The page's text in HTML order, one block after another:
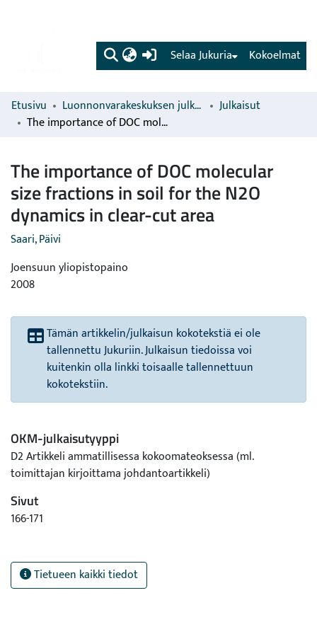
(current) Kokoelmat
Selaa Jukuria
Etusivu Luonnonvarakeskuksen julkaisut
Julkaisut
The importance of DOC molecular size fractions in soil for the N2O dynamics in clear-cut area
The importance of DOC molecular
size fractions in soil for the N2O
dynamics in clear-cut area
Saari, Päivi
Joensuun yliopistopaino
2008
Tämän artikkelin/julkaisun kokotekstiä ei ole
tallennettu Jukuriin. Julkaisun tiedoissa voi
kuitenkin olla linkki toisaalle tallennettuun
kokotekstiin.
OKM-julkaisutyyppi
D2 Artikkeli ammatillisessa kokoomateoksessa (ml.
toimittajan kirjoittama johdantoartikkeli)
Sivut
166-171
Tietueen kaikki tiedot